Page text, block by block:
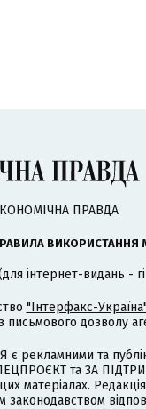
ПРАВДА
ВИКОРИСТАННЯ
інтернет-видань -
"Інтерфакс-Україна"
дозволу
рекламними та
та ЗА
матеріалах.